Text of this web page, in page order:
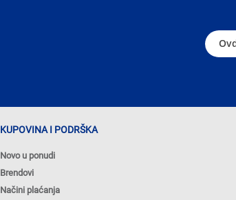
KUPOVINA I PODRŠKA
Novo u ponudi
Brendovi
Načini plaćanja